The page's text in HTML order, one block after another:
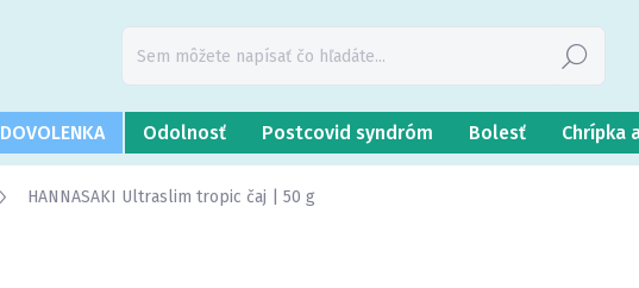
Hľadať
DOVOLENKA Odolnosť Postcovid syndróm Bolesť Chrípka
HANNASAKI Ultraslim tropic čaj | 50 g